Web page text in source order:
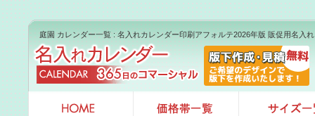
庭園 カレンダー一覧 : 名入れカレンダー印刷アフォルテ2026年版 販促用名入